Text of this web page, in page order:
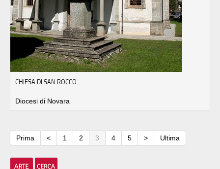
CHIESA DI SAN ROCCO
Diocesi di Novara
Prima < 1 2 3 4 5 > Ultima